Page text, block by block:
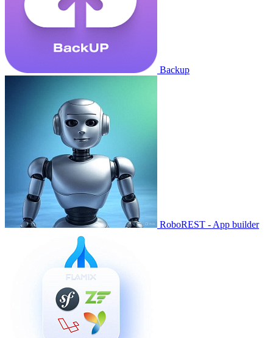
Backup
RoboREST - App builder